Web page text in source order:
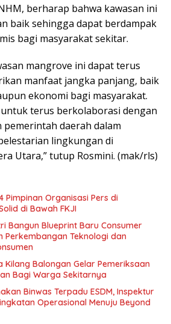
berharap bahwa kawasan ini
baik sehingga dapat berdampak
bagi masyarakat sekitar.
mangrove ini dapat terus
manfaat jangka panjang, baik
ekonomi bagi masyarakat.
terus berkolaborasi dengan
daerah dalam
lingkungan di
Utara,” tutup Rosmini. (mak/rls)
Pimpinan Organisasi Pers di
di Bawah FKJI
Bangun Blueprint Baru Consumer
Perkembangan Teknologi dan
Kilang Balongan Gelar Pemeriksaan
Bagi Warga Sekitarnya
Binwas Terpadu ESDM, Inspektur
Operasional Menuju Beyond